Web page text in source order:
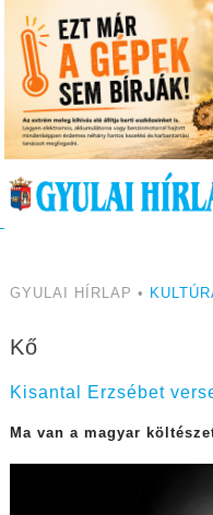
GYULAI HÍRLAP •
Kő
Kisantal Erzsébet
Ma van a magyar